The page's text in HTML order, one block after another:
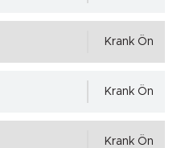
Krank Ön
Krank Ön
Krank Ön